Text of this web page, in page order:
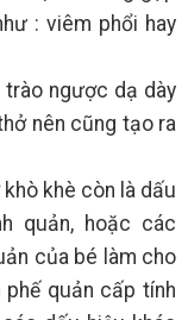
: viêm phổi hay
trào ngược dạ dày
nên cũng tạo ra
khè còn là dấu
quản, hoặc các
của bé làm cho
quản cấp tính